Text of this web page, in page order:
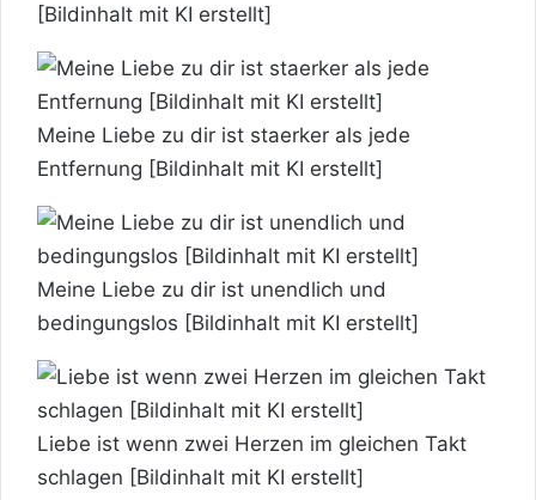
[Bildinhalt mit KI erstellt]
Meine Liebe zu dir ist staerker als jede
Entfernung [Bildinhalt mit KI erstellt]
Meine Liebe zu dir ist unendlich und
bedingungslos [Bildinhalt mit KI erstellt]
Liebe ist wenn zwei Herzen im gleichen Takt
schlagen [Bildinhalt mit KI erstellt]